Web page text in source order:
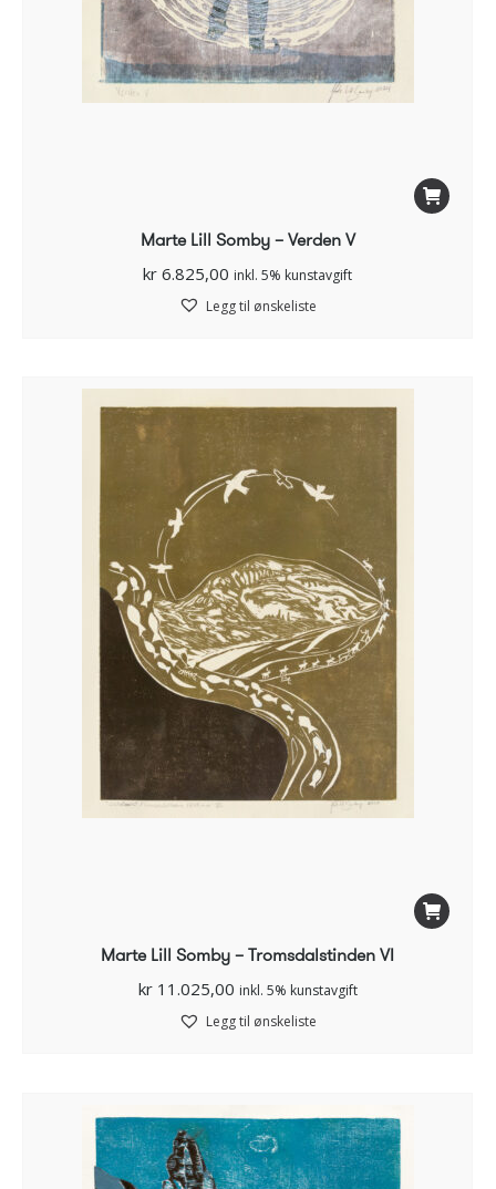
Marte Lill Somby – Verden V
kr 6.825,00 inkl. 5% kunstavgift
Legg til ønskeliste
Marte Lill Somby – Tromsdalstinden VI
kr11.025,00 inkl. 5% kunstavgift
Legg til ønskeliste